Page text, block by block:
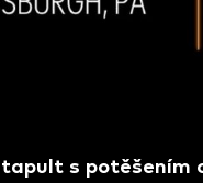
s potěšením